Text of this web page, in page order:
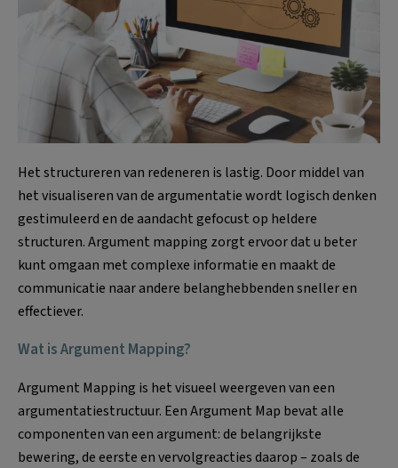
Het structureren van redeneren is lastig. Door middel van
het visualiseren van de argumentatie wordt logisch denken
gestimuleerd en de aandacht gefocust op heldere
structuren. Argument mapping zorgt ervoor dat u beter
kunt omgaan met complexe informatie en maakt de
communicatie naar andere belanghebbenden sneller en
effectiever.
Wat is Argument Mapping?
Argument Mapping is het visueel weergeven van een
argumentatiestructuur. Een Argument Map bevat alle
componenten van een argument: de belangrijkste
bewering, de eerste en vervolgreacties daarop – zoals de